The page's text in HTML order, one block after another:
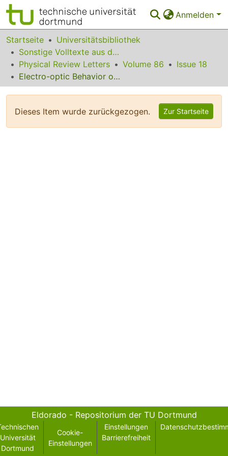
Anmelden
Bereiche & Sammlungen
Das gesamte Repositorium
Statistiken
Startseite
Universitätsbibliothek
Sonstige Volltexte aus dem Bibliotheksangebot
Physical Review Letters
Volume 86
Issue 18
Electro-optic Behavior of Liquid-Crystal-Filled Silica Opal Photonic Crystals
Dieses Item wurde zurückgezogen. Zur Startseite
Eldorado - Repositorium der TU Dortmund
Universität
Dortmund
Cookie-
Einstellungen
Einstellungen
Barrierefreiheit